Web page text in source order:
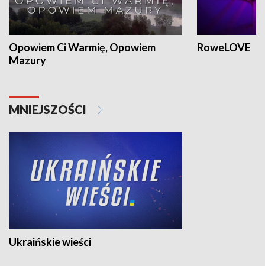
Opowiem Ci Warmię, Opowiem
Mazury
RoweLOVE
MNIEJSZOŚCI
Ukraińskie wieści